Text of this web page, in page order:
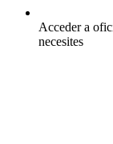
Acceder a
necesites